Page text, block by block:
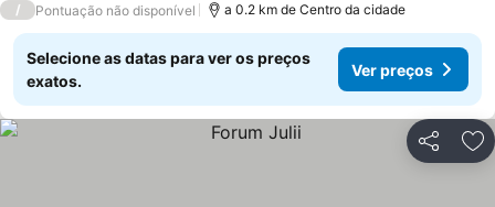
/ Pontuação não disponível a 0.2 km de Centro da cidade
Selecione as datas para ver os preços
exatos.
Ver preços
Partilhar